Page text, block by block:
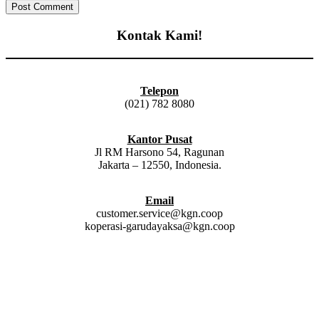
Kontak Kami!
Telepon
(021) 782 8080
Kantor Pusat
Jl RM Harsono 54, Ragunan
Jakarta – 12550, Indonesia.
Email
customer.service@kgn.coop
koperasi-garudayaksa@kgn.coop